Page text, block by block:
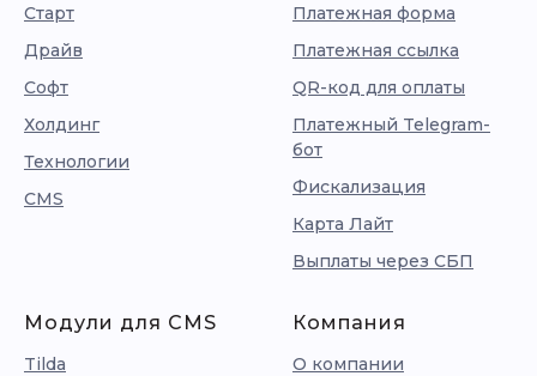
Старт
Драйв
Софт
Холдинг
Технологии
CMS
Платежная форма
Платежная ссылка
QR-код для оплаты
Платежный Telegram-
бот
Фискализация
Карта Лайт
Выплаты через СБП
Модули для CMS
Tilda
Компания
О компании